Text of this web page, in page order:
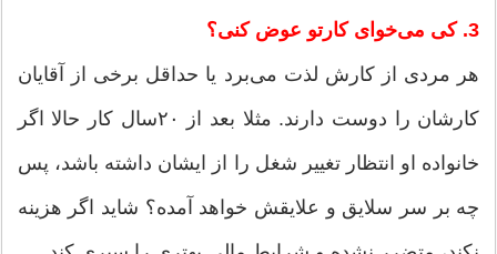
3. کی می‌خوای کارتو عوض کنی؟
هر مردی از کارش لذت می‌برد یا حداقل برخی از آقایان
کارشان را دوست دارند. مثلا بعد از ۲۰سال کار حالا اگر
خانواده او انتظار تغییر شغل را از ایشان داشته باشد، پس
چه بر سر سلایق و علایقش خواهد آمده؟ شاید اگر هزینه